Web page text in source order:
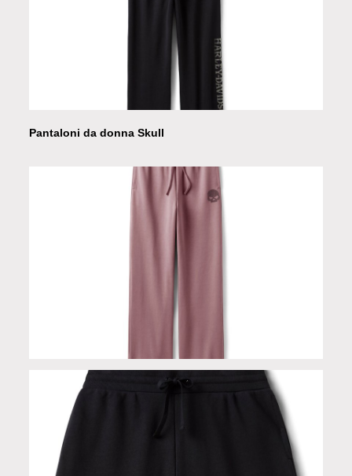
Pantaloni da donna Skull